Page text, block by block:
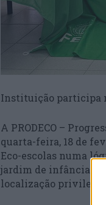
Instituição participa
A PRODECO –
quarta-feira, 18 de
Eco-escolas numa
jardim de infância,
localização